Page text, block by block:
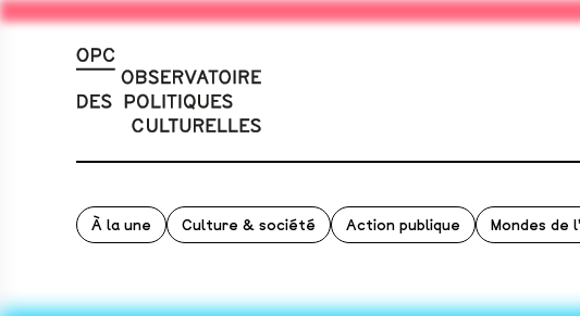
À la une Culture & société Action publique Mondes de